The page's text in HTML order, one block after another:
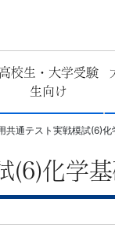
高校生・大学受験
生向け
共通テスト実戦模試(6)化
(6)化学